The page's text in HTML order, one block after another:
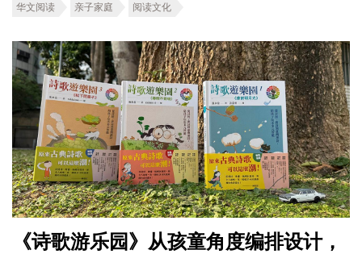
华文阅读 亲子家庭 阅读文化
《诗歌游乐园》从孩童角度编排设计，